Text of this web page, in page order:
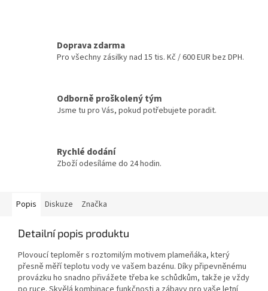
Doprava zdarma
Pro všechny zásilky nad 15 tis. Kč / 600 EUR bez DPH.
Odborně proškolený tým
Jsme tu pro Vás, pokud potřebujete poradit.
Rychlé dodání
Zboží odesíláme do 24 hodin.
Popis Diskuze Značka
Detailní popis produktu
Plovoucí teploměr s roztomilým motivem plameňáka, který
přesně měří teplotu vody ve vašem bazénu. Díky připevněnému
provázku ho snadno přivážete třeba ke schůdkům, takže je vždy